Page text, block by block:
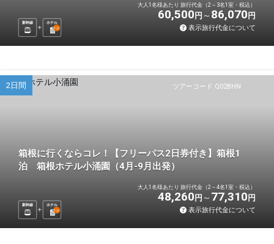
新幹線
ホテル
1 泊
大人1名様あたり 旅行代金（2～3名1室・税込）
60,500 円 86,070 円
表示旅行代金について
ツアーコード Q02BHN
2日間
箱根に行くならコレ！【フリーパス2日券付き】箱根1
泊 箱根ホテル小涌園（4月-9月出発）
新幹線
ホテル
1 泊
大人1名様あたり 旅行代金（2～4名1室・税込）
48,260 円 77,310 円
表示旅行代金について